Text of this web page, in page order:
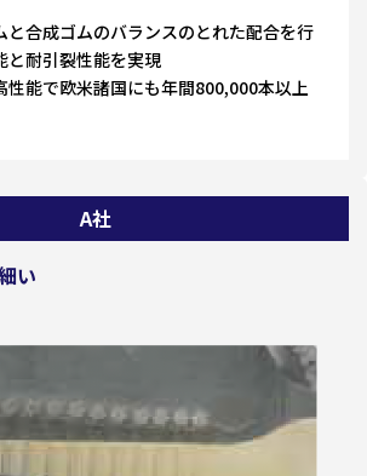
と合成ゴムのバランスのとれた配合を行
と耐引裂性能を実現
性能で欧米諸国にも年間800,000本以上
A社
い